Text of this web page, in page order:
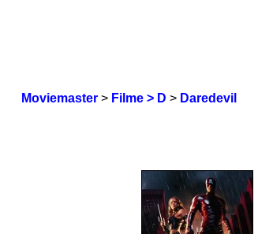
Moviemaster> Filme > D > Daredevil